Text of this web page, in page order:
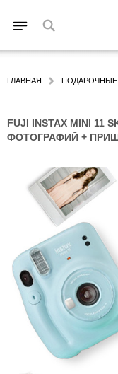
ГЛАВНАЯ
FUJI INSTAX MINI 11
ФОТОГРАФИЙ +